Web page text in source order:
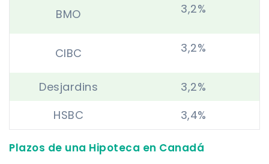
BMO 3,2%
CIBC 3,2%
Desjardins
3,2%
HSBC
3,4%
Plazos de una Hipoteca en Canadá